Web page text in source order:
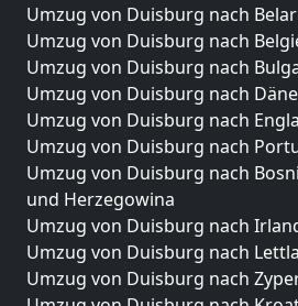
Umzug von Duisburg nach
Umzug von Duisburg nach
Umzug von Duisburg nach
Umzug von Duisburg nach
Umzug von Duisburg nach
Umzug von Duisburg nach
Umzug von Duisburg nach
und Herzegowina
Umzug von Duisburg nach
Umzug von Duisburg nach
Umzug von Duisburg nach